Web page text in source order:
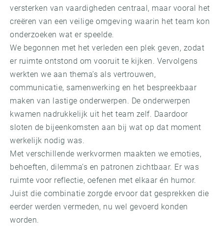
versterken van vaardigheden centraal, maar vooral het
creëren van een veilige omgeving waarin het team kon
onderzoeken wat er speelde.
We begonnen met het verleden een plek geven, zodat
er ruimte ontstond om vooruit te kijken. Vervolgens
werkten we aan thema’s als vertrouwen,
communicatie, samenwerking en het bespreekbaar
maken van lastige onderwerpen. De onderwerpen
kwamen nadrukkelijk uit het team zelf. Daardoor
sloten de bijeenkomsten aan bij wat op dat moment
werkelijk nodig was.
Met verschillende werkvormen maakten we emoties,
behoeften, dilemma’s en patronen zichtbaar. Er was
ruimte voor reflectie, oefenen met elkaar én humor.
Juist die combinatie zorgde ervoor dat gesprekken die
eerder werden vermeden, nu wel gevoerd konden
worden.